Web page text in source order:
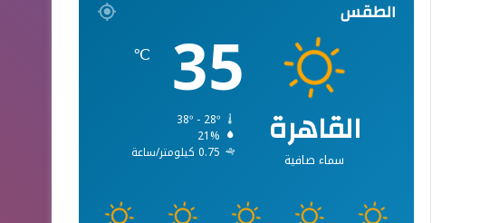
الطقس
القاهرة
سماء صافية
35
℃
38º - 28º
21%
0.75 كيلومتر/ساعة